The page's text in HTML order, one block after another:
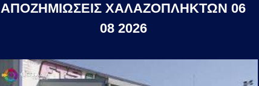
ΑΠΟΖΗΜΙΩΣΕΙΣ ΧΑΛΑΖΟΠΛΗΚΤΩΝ 06
08 2026